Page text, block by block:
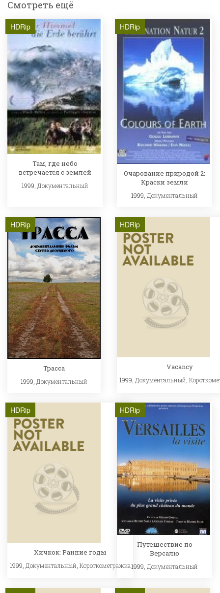
Смотреть ещё
HDRip
Там, где небо
встречается с землёй
1999, Документальный
HDRip
Очарование природой 2:
Краски земли
1999,Документальный
HDRip
Трасса
1999, Документальный
HDRip
Vacancy
1999, Документальный ,
HDRip
Хичкок: Ранние годы
1999, Документальный, Короткометражка
HDRip
Путешествие по
Версалю
1999,Документальный